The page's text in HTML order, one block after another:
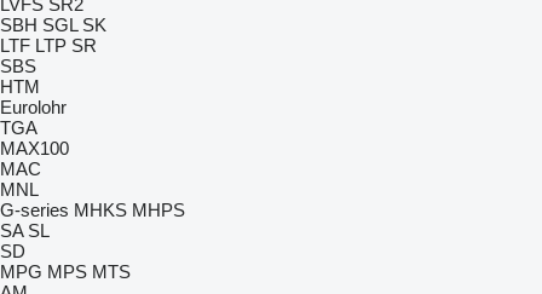
LVFS SR2
SBH SGL SK
LTF LTP SR
SBS
HTM
Eurolohr
TGA
MAX100
MAC
MNL
G-series MHKS MHPS
SA SL
SD
MPG MPS MTS